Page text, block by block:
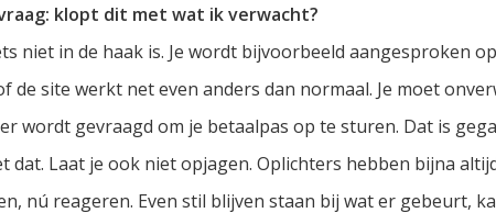
klopt dit met wat ik verwacht?
niet in de haak is. Je wordt bijvoorbeeld aangesproken
de site werkt net even anders dan normaal. Je moet
wordt gevraagd om je betaalpas op te sturen. Dat is
dat. Laat je ook niet opjagen. Oplichters hebben bijna
nú reageren. Even stil blijven staan bij wat er gebeurt,